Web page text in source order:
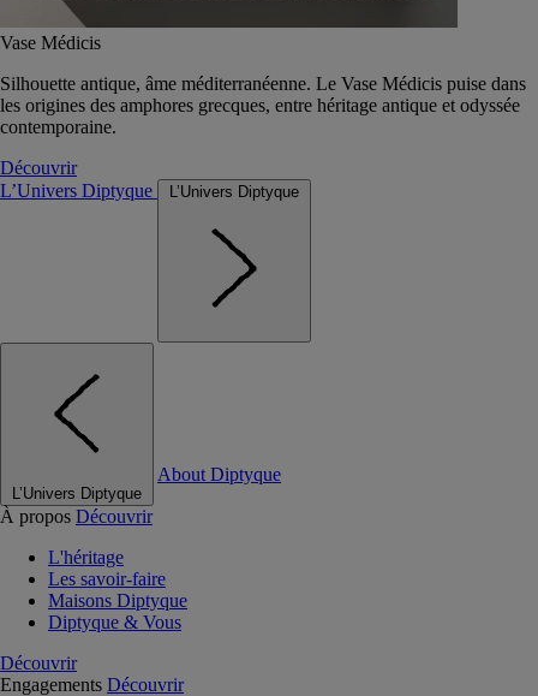
Vase Médicis
Silhouette antique, âme méditerranéenne. Le Vase Médicis puise dans
les origines des amphores grecques, entre héritage antique et odyssée
contemporaine.
Découvrir
L’Univers Diptyque
L’Univers Diptyque
L’Univers Diptyque
About Diptyque
À propos Découvrir
L'héritage
Les savoir-faire
Maisons Diptyque
Diptyque & Vous
Découvrir
Engagements Découvrir